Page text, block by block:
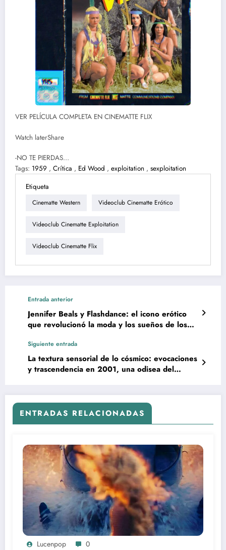
VER PELÍCULA COMPLETA EN CINEMATTE FLIX
Watch laterShare
-NO TE PIERDAS…
Tags: 1959 , Crítica , Ed Wood , exploitation , sexploitation
Etiqueta
Cinematte Western Videoclub Cinematte Erótico
Videoclub Cinematte Exploitation
Videoclub Cinematte Flix
Entrada anterior
Jennifer Beals y Flashdance: el icono erótico
que revolucionó la moda y los sueños de los
Siguiente entrada
La textura sensorial de lo cósmico: evocaciones
y trascendencia en 2001, una odisea del
ENTRADAS RELACIONADAS
Lucenpop 0